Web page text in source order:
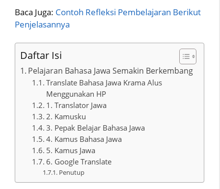
Baca Juga: Contoh Refleksi Pembelajaran Berikut
Penjelasannya
Daftar Isi
Pelajaran Bahasa Jawa Semakin Berkembang
Translate Bahasa Jawa Krama Alus
Menggunakan HP
1. Translator Jawa
2. Kamusku
3. Pepak Belajar Bahasa Jawa
4. Kamus Bahasa Jawa
5. Kamus Jawa
6. Google Translate
Penutup